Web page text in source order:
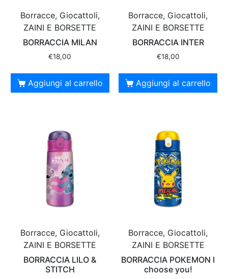
Borracce, Giocattoli,
ZAINI E BORSETTE
BORRACCIA MILAN
€18,00
Aggiungi al carrello
Borracce, Giocattoli,
ZAINI E BORSETTE
BORRACCIA INTER
€18,00
Aggiungi al carrello
Borracce, Giocattoli,
ZAINI E BORSETTE
BORRACCIA LILO &
STITCH
Borracce, Giocattoli,
ZAINI E BORSETTE
BORRACCIA POKEMON I
choose you!